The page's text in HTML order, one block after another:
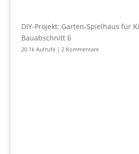
DIY-Projekt: Garten-Spielhaus für
Bauabschnitt 6
20.1k Aufrufe| 2 Kommentare